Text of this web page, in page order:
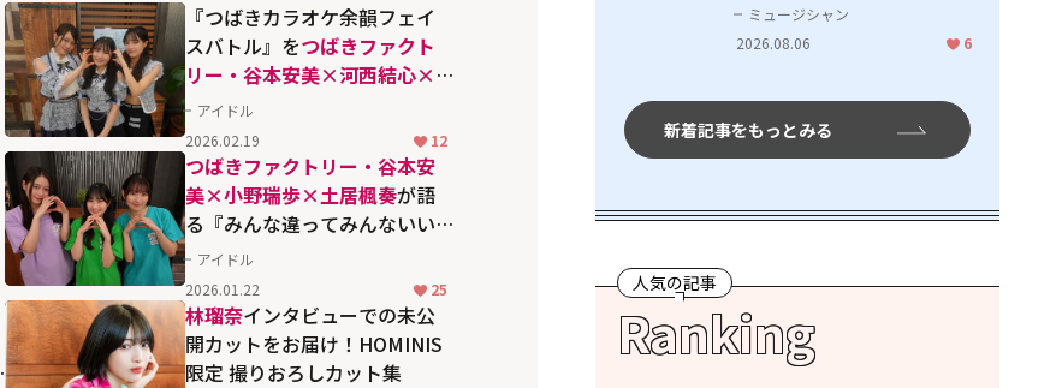
『つばきカラオケ余韻フェイ
スバトル』をつばきファクト
リー・谷本安美×河西結心×
土居楓奏
カラオケ企画と公開収録への
期待
アイドル
2026.02.19
12
つばきファクトリー・谷本安
美×小野瑞歩×土居楓奏が語
る『みんな違ってみんないい
サミット』の舞台裏 ピリつい
た雰囲気を演出した仕掛け人
の思惑
アイドル
2026.01.22
25
林瑠奈インタビューでの未公
開カットをお届け！HOMINIS
限定 撮りおろしカット集
ミュージシャン
2026.08.06
6
新着記事をもっとみる
人気の記事
Ranking